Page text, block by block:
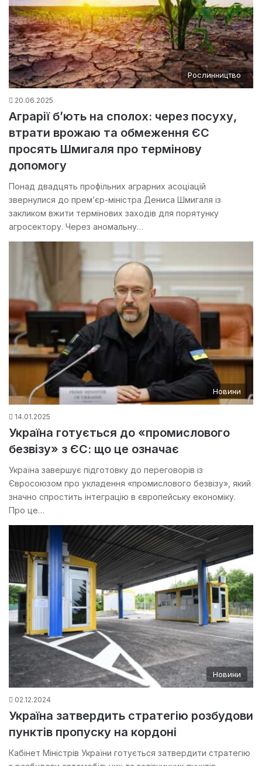
Рослинництво
20.06.2025
Аграрії б’ють на сполох: через посуху,
втрати врожаю та обмеження ЄС
просять Шмигаля про термінову
допомогу
Понад двадцять профільних аграрних асоціацій
звернулися до прем’єр-міністра Дениса Шмигаля із
закликом вжити термінових заходів для порятунку
агросектору. Через аномальну…
Новини
14.01.2025
Україна готується до «промислового
безвізу» з ЄС: що це означає
Україна завершує підготовку до переговорів із
Євросоюзом про укладення «промислового безвізу», який
значно спростить інтеграцію в європейську економіку.
Про це…
Новини
02.12.2024
Україна затвердить стратегію розбудови
пунктів пропуску на кордоні
Кабінет Міністрів України готується затвердити стратегію